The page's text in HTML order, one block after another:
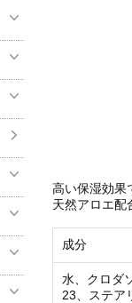
高い保湿効果
天然アロエ配
成分
水、クロダ
23、ステア